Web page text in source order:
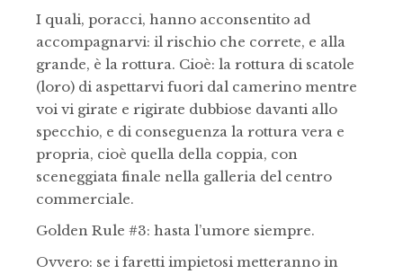
I quali, poracci, hanno acconsentito ad
accompagnarvi: il rischio che correte, e alla
grande, è la rottura. Cioè: la rottura di scatole
(loro) di aspettarvi fuori dal camerino mentre
voi vi girate e rigirate dubbiose davanti allo
specchio, e di conseguenza la rottura vera e
propria, cioè quella della coppia, con
sceneggiata finale nella galleria del centro
commerciale.
Golden Rule #3: hasta l’umore siempre.
Ovvero: se i faretti impietosi metteranno in